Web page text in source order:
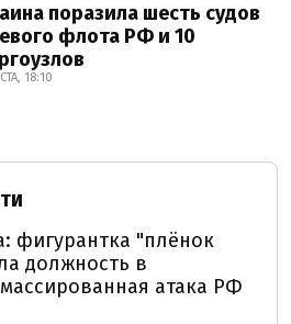
поразила шесть судов
флота РФ и 10
18:10
фигурантка "плёнок
должность в
атака РФ